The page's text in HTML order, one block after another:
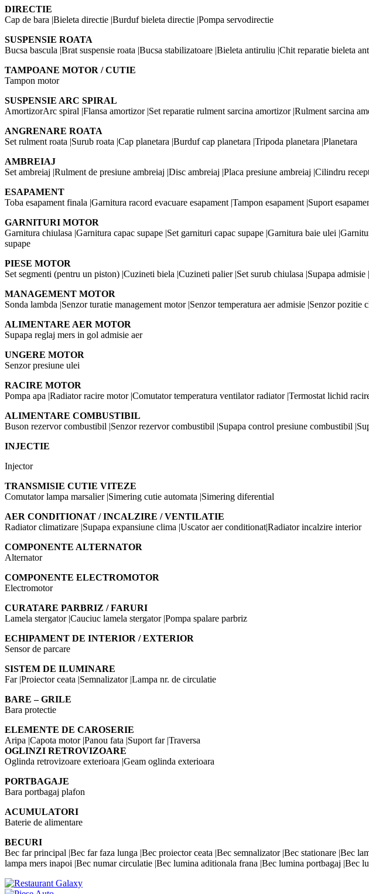
DIRECTIE
Cap de bara |Bieleta directie |Burduf bieleta directie |Pompa servodirectie
SUSPENSIE ROATA
Bucsa bascula |Brat suspensie roata |Bucsa stabilizatoare |Bieleta antiruliu |Chit reparatie bieleta
TAMPOANE MOTOR / CUTIE
Tampon motor
SUSPENSIE ARC SPIRAL
AmortizorArc spiral |Flansa amortizor |Set reparatie rulment sarcina amortizor |Rulment sarcina
ANGRENARE ROATA
Set rulment roata |Surub roata |Cap planetara |Burduf cap planetara |Tripoda planetara |Planetara
AMBREIAJ
Set ambreiaj |Rulment de presiune ambreiaj |Disc ambreiaj |Placa presiune ambreiaj |Cilindru
ESAPAMENT
Toba esapament finala |Garnitura racord evacuare esapament |Tampon esapament |Suport
GARNITURI MOTOR
Garnitura chiulasa |Garnitura capac supape |Set garnituri capac supape |Garnitura baie ulei
supape
PIESE MOTOR
Set segmenti (pentru un piston) |Cuzineti biela |Cuzineti palier |Set surub chiulasa |Supapa admisie
MANAGEMENT MOTOR
Sonda lambda |Senzor turatie management motor |Senzor temperatura aer admisie |Senzor
ALIMENTARE AER MOTOR
Supapa reglaj mers in gol admisie aer
UNGERE MOTOR
Senzor presiune ulei
RACIRE MOTOR
Pompa apa |Radiator racire motor |Comutator temperatura ventilator radiator |Termostat lichid
ALIMENTARE COMBUSTIBIL
Buson rezervor combustibil |Senzor rezervor combustibil |Supapa control presiune combustibil
INJECTIE
Injector
TRANSMISIE CUTIE VITEZE
Comutator lampa marsalier |Simering cutie automata |Simering diferential
AER CONDITIONAT / INCALZIRE / VENTILATIE
Radiator climatizare |Supapa expansiune clima |Uscator aer conditionat|Radiator incalzire interior
COMPONENTE ALTERNATOR
Alternator
COMPONENTE ELECTROMOTOR
Electromotor
CURATARE PARBRIZ / FARURI
Lamela stergator |Cauciuc lamela stergator |Pompa spalare parbriz
ECHIPAMENT DE INTERIOR / EXTERIOR
Sensor de parcare
SISTEM DE ILUMINARE
Far |Proiector ceata |Semnalizator |Lampa nr. de circulatie
BARE – GRILE
Bara protectie
ELEMENTE DE CAROSERIE
Aripa |Capota motor |Panou fata |Suport far |Traversa
OGLINZI RETROVIZOARE
Oglinda retrovizoare exterioara |Geam oglinda exterioara
PORTBAGAJE
Bara portbagaj plafon
ACUMULATORI
Baterie de alimentare
BECURI
Bec far principal |Bec far faza lunga |Bec proiector ceata |Bec semnalizator |Bec stationare |Bec
lampa mers inapoi |Bec numar circulatie |Bec lumina aditionala frana |Bec lumina portbagaj |Bec